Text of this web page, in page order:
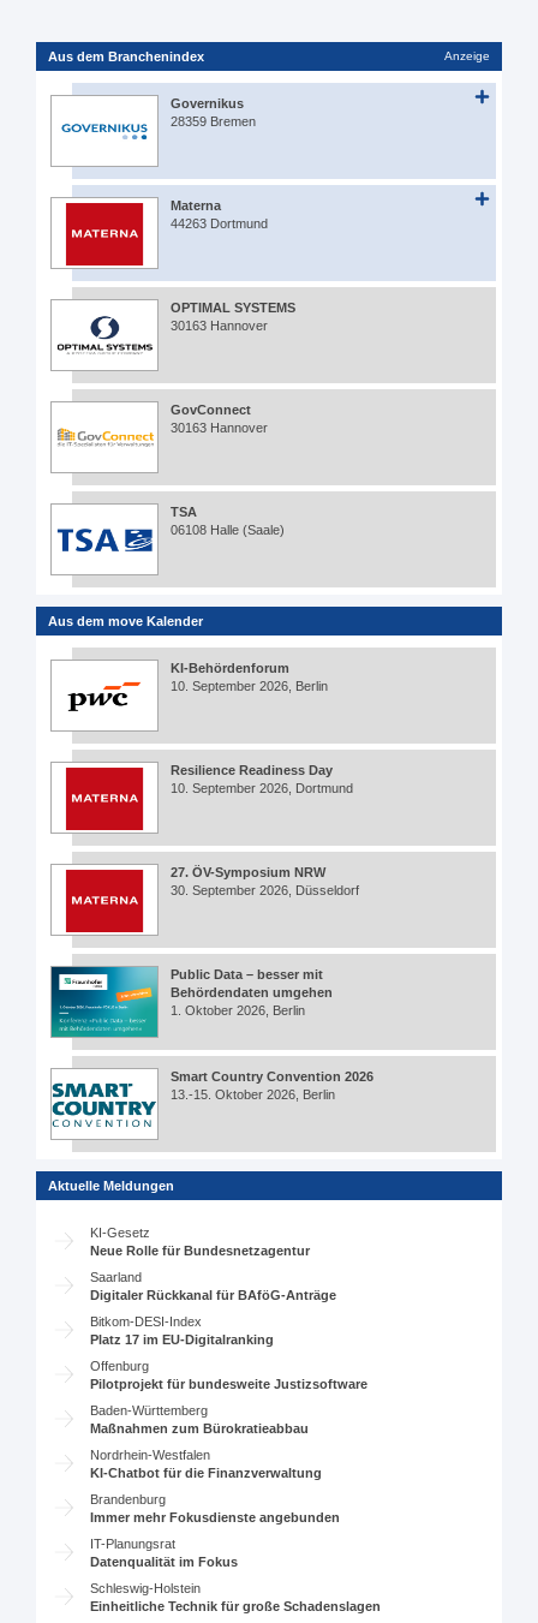
Aus dem Branchenindex Anzeige
Governikus
28359 Bremen
Materna
44263 Dortmund
OPTIMAL SYSTEMS
30163 Hannover
GovConnect
30163 Hannover
TSA
06108 Halle (Saale)
Aus dem move Kalender
KI-Behördenforum
10. September 2026, Berlin
Resilience Readiness Day
10. September 2026, Dortmund
27. ÖV-Symposium NRW
30. September 2026, Düsseldorf
Public Data – besser mit
Behördendaten umgehen
1. Oktober 2026, Berlin
Smart Country Convention 2026
13.-15. Oktober 2026, Berlin
Aktuelle Meldungen
KI-Gesetz
Neue Rolle für Bundesnetzagentur
Saarland
Digitaler Rückkanal für BAföG-Anträge
Bitkom-DESI-Index
Platz 17 im EU-Digitalranking
Offenburg
Pilotprojekt für bundesweite Justizsoftware
Baden-Württemberg
Maßnahmen zum Bürokratieabbau
Nordrhein-Westfalen
KI-Chatbot für die Finanzverwaltung
Brandenburg
Immer mehr Fokusdienste angebunden
IT-Planungsrat
Datenqualität im Fokus
Schleswig-Holstein
Einheitliche Technik für große Schadenslagen